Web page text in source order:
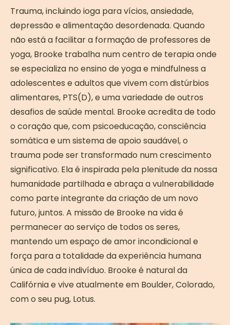
Trauma, incluindo ioga para vícios, ansiedade,
depressão e alimentação desordenada. Quando
não está a facilitar a formação de professores de
yoga, Brooke trabalha num centro de terapia onde
se especializa no ensino de yoga e mindfulness a
adolescentes e adultos que vivem com distúrbios
alimentares, PTS(D), e uma variedade de outros
desafios de saúde mental. Brooke acredita de todo
o coração que, com psicoeducação, consciência
somática e um sistema de apoio saudável, o
trauma pode ser transformado num crescimento
significativo. Ela é inspirada pela plenitude da nossa
humanidade partilhada e abraça a vulnerabilidade
como parte integrante da criação de um novo
futuro, juntos. A missão de Brooke na vida é
permanecer ao serviço de todos os seres,
mantendo um espaço de amor incondicional e
força para a totalidade da experiência humana
única de cada indivíduo. Brooke é natural da
Califórnia e vive atualmente em Boulder, Colorado,
com o seu pug, Lotus.